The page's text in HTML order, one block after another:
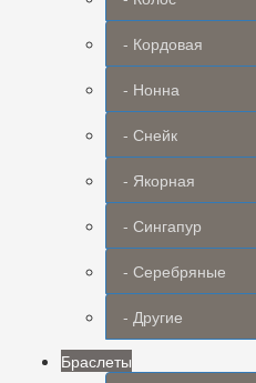
- Кордовая
- Нонна
- Снейк
- Якорная
- Сингапур
- Серебряные
- Другие
Браслеты